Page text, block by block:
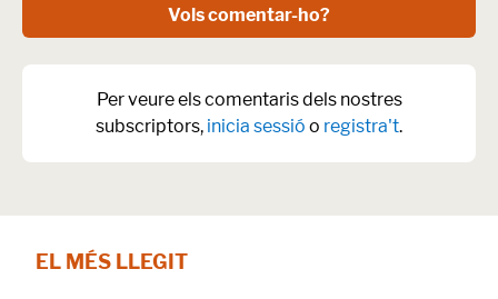
Vols comentar-ho?
Per veure els comentaris dels nostres
subscriptors, inicia sessió o registra't.
EL MÉS LLEGIT